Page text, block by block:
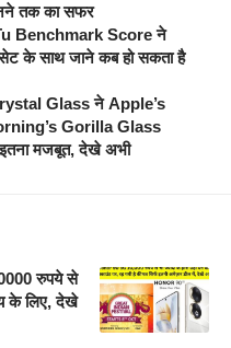
तक का सफर
Benchmark Score ने
के साथ जाने कब हो सकता है
Glass ने Apple’s
Gorilla Glass
मजबूत, देखे अभी
रुपये से
के लिए, देखे